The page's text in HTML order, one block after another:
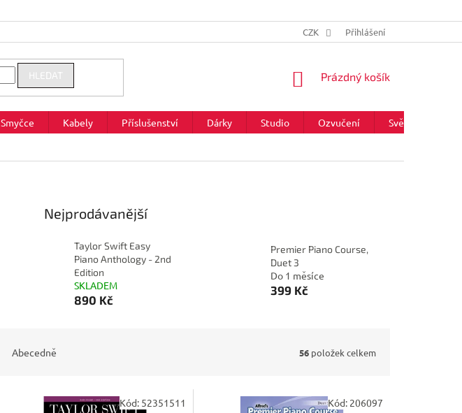
CZK Přihlášení
HLEDAT
NÁKUPNÍ
Prázdný košík
Smyčce Kabely Příslušenství Dárky Studio Ozvučení Světla
Nejprodávanější
Taylor Swift Easy
Piano Anthology - 2nd
Edition
SKLADEM
890 Kč
Premier Piano Course,
Duet 3
Do 1 měsíce
399 Kč
Abecedně 56 položek celkem
Kód: 52351511 Kód: 206097